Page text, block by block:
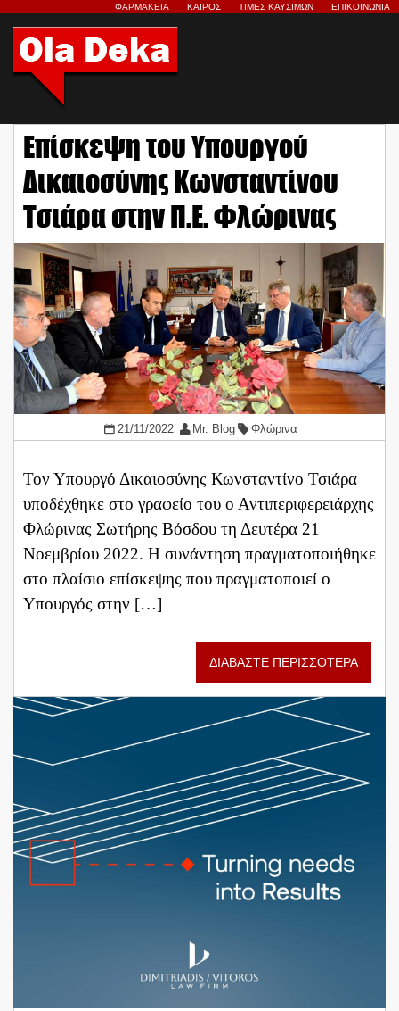
ΦΑΡΜΑΚΕΙΑ ΚΑΙΡΟΣ ΤΙΜΕΣ ΚΑΥΣΙΜΩΝ ΕΠΙΚΟΙΝΩΝΙΑ
Επίσκεψη του Υπουργού
Δικαιοσύνης Κωνσταντίνου
Τσιάρα στην Π.Ε. Φλώρινας
21/11/2022 Mr. Blog Φλώρινα
Τον Υπουργό Δικαιοσύνης Κωνσταντίνο Τσιάρα
υποδέχθηκε στο γραφείο του ο Αντιπεριφερειάρχης
Φλώρινας Σωτήρης Βόσδου τη Δευτέρα 21
Νοεμβρίου 2022. Η συνάντηση πραγματοποιήθηκε
στο πλαίσιο επίσκεψης που πραγματοποιεί ο
Υπουργός στην […]
ΔΙΑΒΑΣΤΕ ΠΕΡΙΣΣΟΤΕΡΑ